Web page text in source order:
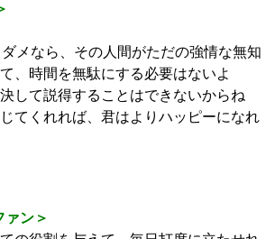
メなら、その人間がただの強情な無知
、時間を無駄にする必要はないよ
して説得することはできないからね
てくれれば、君はよりハッピーになれ
ァン＞